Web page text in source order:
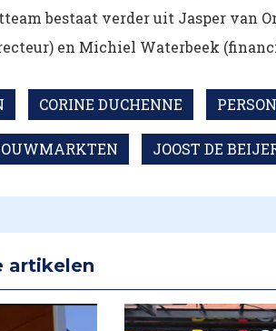
bestaat verder uit Jasper van
en Michiel Waterbeek
CORINE DUCHENNE
JOOST DE
artikelen